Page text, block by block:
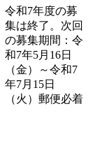
令和7年度の募
集は終了。次回
の募集期間：令
和7年5月16日
（金）～令和7
年7月15日
（火）郵便必着